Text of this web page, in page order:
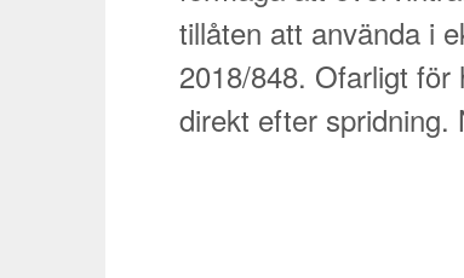
tillåten att använda i
2018/848. Ofarligt
direkt efter spridning.